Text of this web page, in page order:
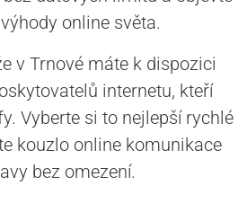
online světa.
v Trnové máte k dispozici
internetu, kteří
Vyberte si to nejlepší rychlé
kouzlo online komunikace
bez omezení.